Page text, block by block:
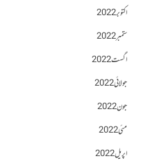
اکتوبر 2022
ستمبر 2022
اگست 2022
جولائی 2022
جون 2022
مئی 2022
اپریل 2022